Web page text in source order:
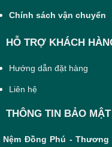
Chính sách vận chuyển
HỖ TRỢ KHÁCH
Hướng dẫn đặt hàng
Liên hệ
THÔNG TIN BẢO MẬT
Nệm Đồng Phú -